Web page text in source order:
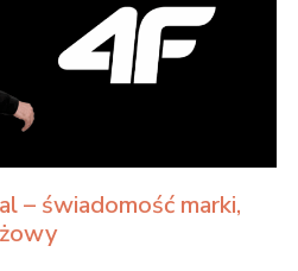
– świadomość marki,